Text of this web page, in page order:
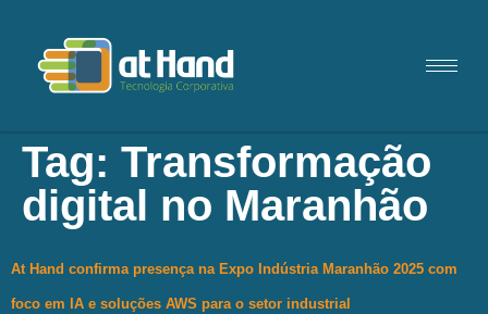
Tag: Transformação
digital no Maranhão
At Hand confirma presença na Expo Indústria Maranhão 2025 com
foco em IA e soluções AWS para o setor industrial